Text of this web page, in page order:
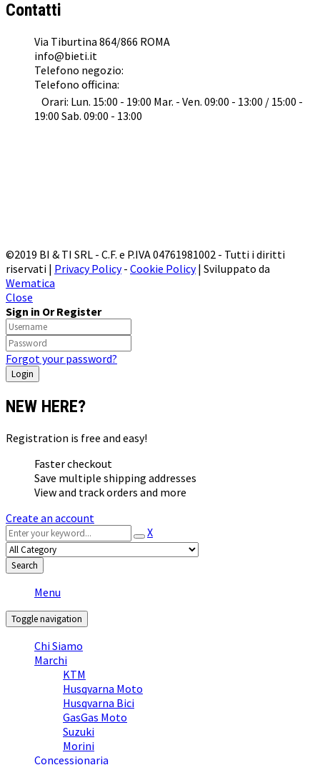
Contatti
Via Tiburtina 864/866 ROMA
info@bieti.it
Telefono negozio:
Telefono officina:
Orari: Lun. 15:00 - 19:00 Mar. - Ven. 09:00 - 13:00 / 15:00 -
19:00 Sab. 09:00 - 13:00
©2019 BI & TI SRL - C.F. e P.IVA 04761981002 - Tutti i diritti
riservati | Privacy Policy- Cookie Policy| Sviluppato da
Wematica
Close
Sign in Or Register
Forgot your password?
NEW HERE?
Registration is free and easy!
Faster checkout
Save multiple shipping addresses
View and track orders and more
Create an account
X
Search
Menu
Toggle navigation
Chi Siamo
Marchi
KTM
Husqvarna Moto
Husqvarna Bici
GasGas Moto
Suzuki
Morini
Concessionaria